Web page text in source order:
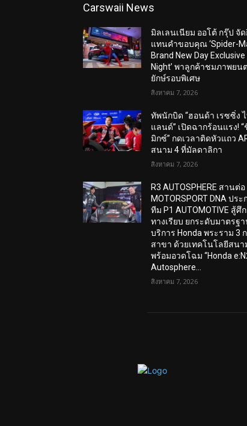
Carswaii News
มิลเลนเนียม ออโต้ กรุ๊ป จั
แทนคำขอบคุณ ‘Spider-
Brand New Day
Night’ พาลูกค้าชมภาพยน
ยักษ์รอบพิเศษ
สิงหาคม 7, 2026
ทัพนักบิด “ฮอนด้า เรซซิ่ง
แลนด์” เปิดฉากร้อนแรง! “
มิกซ์” กดเวลาติดหัวแถว
สนาม 4 ที่มัลดาลิกา
สิงหาคม 7, 2026
R3 AUTOSPHERE สานต่อ
MOTORSPORT DNA ปร
ทีม P1 AUTOMOTIVE สู้ศึ
ทางเรียบ ยกระดับมาตรฐ
บริการ Honda พระราม 3
สาขา ด้วยเทคโนโลยีสนา
พร้อมอวดโฉม “Honda
Autosphere...
สิงหาคม 7, 2026